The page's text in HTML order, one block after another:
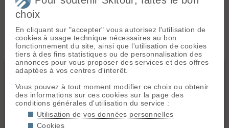
col Emile Pic"
Massifs Tous
Ecrins
choix
En cliquant sur "accepter" vous autorisez l'utilisation de
cookies à usage technique nécessaires au bon
fonctionnement du site, ainsi que l'utilisation de cookies
tiers à des fins statistiques ou de personnalisation des
annonces pour vous proposer des services et des offres
adaptées à vos centres d'interêt.
Vous pouvez à tout moment modifier ce choix ou obtenir
des informations sur ces cookies sur la page des
conditions générales d'utilisation du service :
Utilisation de vos données personnelles
Cookies